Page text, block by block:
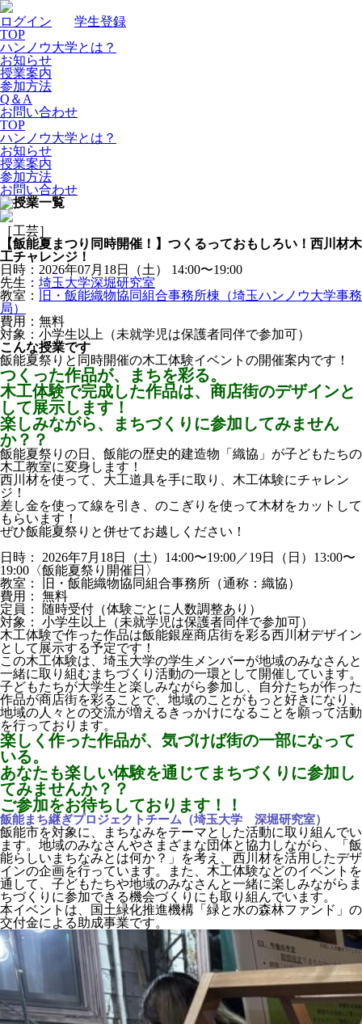
ログイン
学生登録
TOP
ハンノウ大学とは？
お知らせ
授業案内
参加方法
Q＆A
お問い合わせ
TOP
ハンノウ大学とは？
お知らせ
授業案内
参加方法
お問い合わせ
［工芸］
【飯能夏まつり同時開催！】つくるっておもしろい！西川材木
工チャレンジ！
日時：2026年07月18日（土） 14:00〜19:00
先生： 埼玉大学深堀研究室
教室：
旧・飯能織物協同組合事務所棟（埼玉ハンノウ大学事務
局）
費用：無料
対象：小学生以上（未就学児は保護者同伴で参加可）
こんな授業です
飯能夏祭りと同時開催の木工体験イベントの開催案内です！
つくった作品が、まちを彩る。
木工体験で完成した作品は、商店街のデザインと
して展示します！
楽しみながら、まちづくりに参加してみません
か？？
飯能夏祭りの日、飯能の歴史的建造物「織協」が子どもたちの
木工教室に変身します！
西川材を使って、大工道具を手に取り、木工体験にチャレン
ジ！
差し金を使って線を引き、のこぎりを使って木材をカットして
もらいます！
ぜひ飯能夏祭りと併せてお越しください！
日時： 2026年7月18日（土）14:00〜19:00／19日（日）13:00〜
19:00〈飯能夏祭り開催日〉
教室： 旧・飯能織物協同組合事務所（通称：織協）
費用： 無料
定員： 随時受付（体験ごとに人数調整あり）
対象： 小学生以上（未就学児は保護者同伴で参加可）
木工体験で作った作品は飯能銀座商店街を彩る西川材デザイン
として展示する予定です！
この木工体験は、埼玉大学の学生メンバーが地域のみなさんと
一緒に取り組むまちづくり活動の一環として開催しています。
子どもたちが大学生と楽しみながら参加し、自分たちが作った
作品が商店街を彩ることで、地域のことがもっと好きになり、
地域の人々との交流が増えるきっかけになることを願って活動
を行っております。
楽しく作った作品が、気づけば街の一部になって
いる。
あなたも楽しい体験を通じてまちづくりに参加し
てみませんか？？
ご参加をお待ちしております！！
飯能まち継ぎプロジェクトチーム（埼玉大学 深堀研究室）
飯能市を対象に、まちなみをテーマとした活動に取り組んでい
ます。地域のみなさんやさまざまな団体と協力しながら、「飯
能らしいまちなみとは何か？」を考え、西川材を活用したデザ
インの企画を行っています。また、木工体験などのイベントを
通して、子どもたちや地域のみなさんと一緒に楽しみながらま
ちづくりに参加できる機会づくりにも取り組んでいます。
本イベントは、国土緑化推進機構「緑と水の森林ファンド」の
交付金による助成事業です。